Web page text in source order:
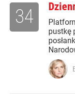
pustkę
34